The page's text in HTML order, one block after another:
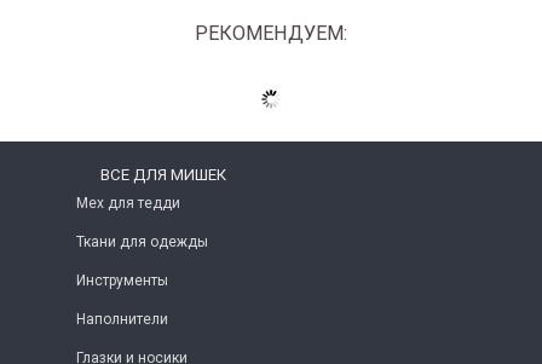
РЕКОМЕНДУЕМ:
ВСЕ ДЛЯ МИШЕК
Мех для тедди
Ткани для одежды
Инструменты
Наполнители
Глазки и носики